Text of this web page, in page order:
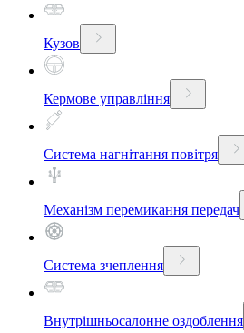
Кузов
Кермове управління
Система нагнітання повітря
Механізм перемикання передач
Система зчеплення
Внутрішньосалонне оздоблення